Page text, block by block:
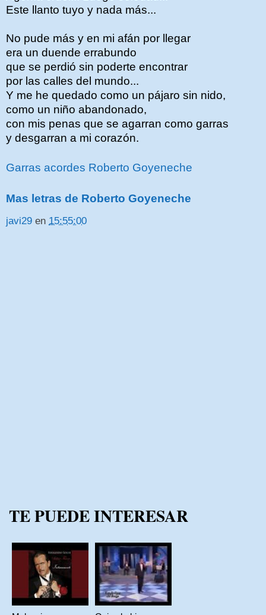
Este llanto tuyo y nada más...
No pude más y en mi afán por llegar
era un duende errabundo
que se perdió sin poderte encontrar
por las calles del mundo...
Y me he quedado como un pájaro sin nido,
como un niño abandonado,
con mis penas que se agarran como garras
y desgarran a mi corazón.
Garras acordes Roberto Goyeneche
Mas letras de Roberto Goyeneche
javi29 en 15:55:00
TE PUEDE INTERESAR